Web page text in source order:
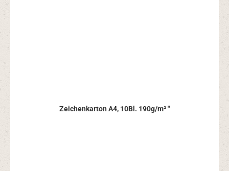
Zeichenkarton A4, 10Bl. 190g/m² "